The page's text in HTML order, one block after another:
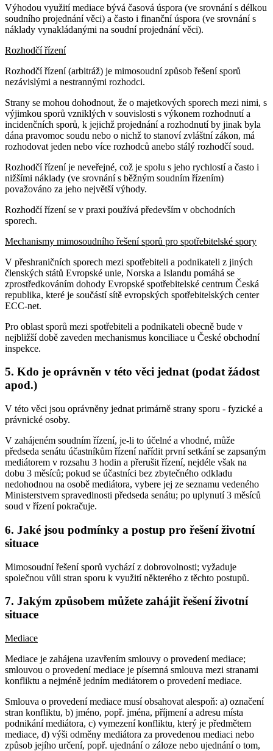
Výhodou využití mediace bývá časová úspora (ve srovnání s délkou
soudního projednání věci) a často i finanční úspora (ve srovnání s
náklady vynakládanými na soudní projednání věci).
Rozhodčí řízení
Rozhodčí řízení (arbitráž) je mimosoudní způsob řešení sporů
nezávislými a nestrannými rozhodci.
Strany se mohou dohodnout, že o majetkových sporech mezi nimi, s
výjimkou sporů vzniklých v souvislosti s výkonem rozhodnutí a
incidenčních sporů, k jejichž projednání a rozhodnutí by jinak byla
dána pravomoc soudu nebo o nichž to stanoví zvláštní zákon, má
rozhodovat jeden nebo více rozhodců anebo stálý rozhodčí soud.
Rozhodčí řízení je neveřejné, což je spolu s jeho rychlostí a často i
nižšími náklady (ve srovnání s běžným soudním řízením)
považováno za jeho největší výhody.
Rozhodčí řízení se v praxi používá především v obchodních
sporech.
Mechanismy mimosoudního řešení sporů pro spotřebitelské spory
V přeshraničních sporech mezi spotřebiteli a podnikateli z jiných
členských států Evropské unie, Norska a Islandu pomáhá se
zprostředkováním dohody Evropské spotřebitelské centrum Česká
republika, které je součástí sítě evropských spotřebitelských center
ECC-net.
Pro oblast sporů mezi spotřebiteli a podnikateli obecně bude v
nejbližší době zaveden mechanismus konciliace u České obchodní
inspekce.
5. Kdo je oprávněn v této věci jednat (podat žádost
apod.)
V této věci jsou oprávněny jednat primárně strany sporu - fyzické a
právnické osoby.
V zahájeném soudním řízení, je-li to účelné a vhodné, může
předseda senátu účastníkům řízení nařídit první setkání se zapsaným
mediátorem v rozsahu 3 hodin a přerušit řízení, nejdéle však na
dobu 3 měsíců; pokud se účastníci bez zbytečného odkladu
nedohodnou na osobě mediátora, vybere jej ze seznamu vedeného
Ministerstvem spravedlnosti předseda senátu; po uplynutí 3 měsíců
soud v řízení pokračuje.
6. Jaké jsou podmínky a postup pro řešení životní
situace
Mimosoudní řešení sporů vychází z dobrovolnosti; vyžaduje
společnou vůli stran sporu k využití některého z těchto postupů.
7. Jakým způsobem můžete zahájit řešení životní
situace
Mediace
Mediace je zahájena uzavřením smlouvy o provedení mediace;
smlouvou o provedení mediace je písemná smlouva mezi stranami
konfliktu a nejméně jedním mediátorem o provedení mediace.
Smlouva o provedení mediace musí obsahovat alespoň: a) označení
stran konfliktu, b) jméno, popř. jména, příjmení a adresu místa
podnikání mediátora, c) vymezení konfliktu, který je předmětem
mediace, d) výši odměny mediátora za provedenou mediaci nebo
způsob jejího určení, popř. ujednání o záloze nebo ujednání o tom,